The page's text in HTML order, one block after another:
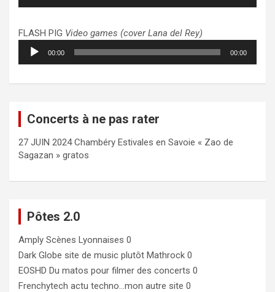
FLASH PIG Video games (cover Lana del Rey)
Lecteur
audio
00:00 00:00
Concerts à ne pas rater
27 JUIN 2024 Chambéry Estivales en Savoie « Zao de
Sagazan » gratos
Pôtes 2.0
Amply Scènes Lyonnaises 0
Dark Globe site de music plutôt Mathrock 0
EOSHD Du matos pour filmer des concerts 0
Frenchytech actu techno…mon autre site 0